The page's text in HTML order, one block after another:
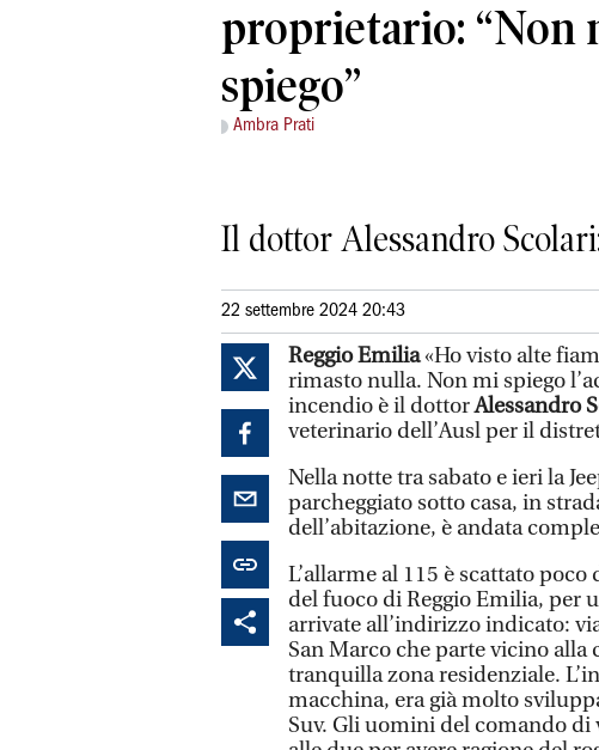
proprietario: “Non
spiego”
Ambra Prati
Il dottor Alessandro
22 settembre 2024 20:43
Reggio Emilia«Ho visto alte
rimasto nulla. Non mi spiego
incendio è il dottorAlessandro
veterinario dell’Ausl per il
Nella notte tra sabato e ieri la
parcheggiato sotto casa, in
dell’abitazione, è andata
L’allarme al 115 è scattato
del fuoco di Reggio Emilia, per
arrivate all’indirizzo indicato:
San Marco che parte vicino alla
tranquilla zona residenziale.
macchina, era già molto
Suv. Gli uomini del comando